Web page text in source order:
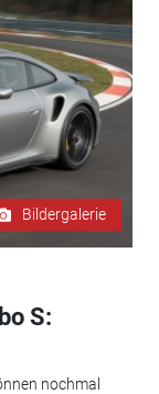
Bildergalerie
S:
nochmal